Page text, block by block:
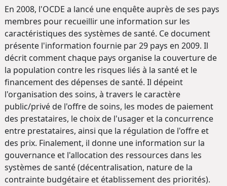
En 2008, l'OCDE a lancé une enquête auprès de ses pays
membres pour recueillir une information sur les
caractéristiques des systèmes de santé. Ce document
présente l'information fournie par 29 pays en 2009. Il
décrit comment chaque pays organise la couverture de
la population contre les risques liés à la santé et le
financement des dépenses de santé. Il dépeint
l'organisation des soins, à travers le caractère
public/privé de l'offre de soins, les modes de paiement
des prestataires, le choix de l'usager et la concurrence
entre prestataires, ainsi que la régulation de l'offre et
des prix. Finalement, il donne une information sur la
gouvernance et l'allocation des ressources dans les
systèmes de santé (décentralisation, nature de la
contrainte budgétaire et établissement des priorités).